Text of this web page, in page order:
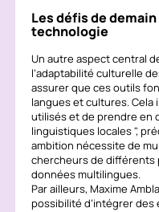
Les défis de
technologie
Un autre aspect central
l’adaptabilité culturelle
assurer que ces outils
langues et cultures. Cela
utilisés et de prendre en
linguistiques locales ,
ambition nécessite de
chercheurs de différents
données multilingues.
Par ailleurs, Maxime
possibilité d’intégrer